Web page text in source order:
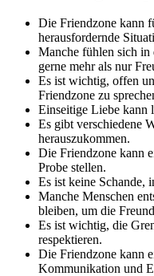
Die Friendzone kann
herausfordernde
Manche fühlen sich in
gerne mehr als nur
Es ist wichtig, offen
Friendzone zu
Einseitige Liebe kann
Es gibt verschiedene
herauszukommen.
Die Friendzone kann
Probe stellen.
Es ist keine Schande,
Manche Menschen
bleiben, um die
Es ist wichtig, die
respektieren.
Die Friendzone kann
Kommunikation und